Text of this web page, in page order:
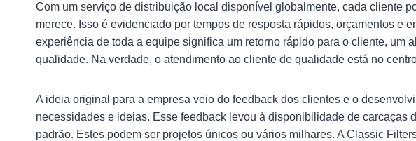
Com um serviço de distribuição local disponível globalmente, cada cliente
merece. Isso é evidenciado por tempos de resposta rápidos, orçamentos e
experiência de toda a equipe significa um retorno rápido para o cliente, um
qualidade. Na verdade, o atendimento ao cliente de qualidade está no
A ideia original para a empresa veio do feedback dos clientes e o
necessidades e ideias. Esse feedback levou à disponibilidade de carcaças
padrão. Estes podem ser projetos únicos ou vários milhares. A Classic